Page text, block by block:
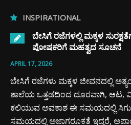
INSPIRATIONAL
ಬೇಸಿಗೆ ರಜೆಗಳಲ್ಲಿ ಮಕ್ಕಳ
ಪೋಷಕರಿಗೆ ಮಹತ್ವದ ಸೂಚನೆ
APRIL 17, 2026
ಬೇಸಿಗೆ ರಜೆಗಳು ಮಕ್ಕಳ ಜೀವನದಲ್ಲಿ
ಶಾಲೆಯ ಒತ್ತಡದಿಂದ ದೂರವಾಗಿ, ಆಟ,
ಕಲಿಯುವ ಅವಕಾಶ ಈ ಸಮಯದಲ್ಲಿ
ಸಮಯದಲ್ಲಿ ಅಜಾಗರೂಕತೆ ಇದ್ದರೆ,